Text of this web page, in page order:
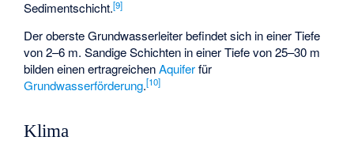
Sedimentschicht.[9]
Der oberste Grundwasserleiter befindet sich in einer Tiefe
von 2–6 m. Sandige Schichten in einer Tiefe von 25–30 m
bilden einen ertragreichenAquiferfür
Grundwasserförderung.[10]
Klima